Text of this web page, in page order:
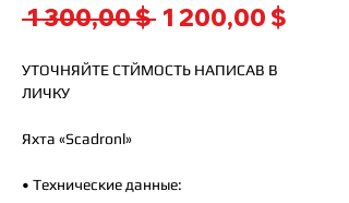
1 300,00 $ Обычная
1 200,00 $
УТОЧНЯЙТЕ СТЙМОСТЬ НАПИСАВ В
ЛИЧКУ
Яхта «Scadronl»
• Технические данные: